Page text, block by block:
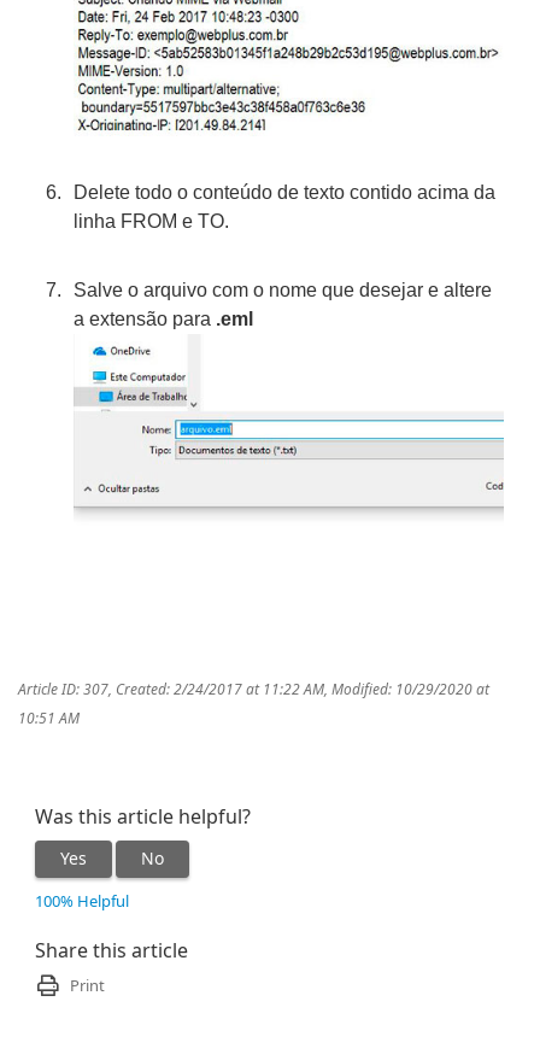
Delete todo o conteúdo de texto contido acima da
linha FROM e TO.
Salve o arquivo com o nome que desejar e altere
a extensão para .eml
Article ID: 307, Created: 2/24/2017 at 11:22 AM, Modified: 10/29/2020 at
10:51 AM
Was this article helpful?
Yes No
100% Helpful
Share this article
Print